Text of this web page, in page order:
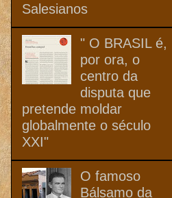
Salesianos
" O BRASIL é,
por ora, o
centro da
disputa que
pretende moldar
globalmente o século
XXI"
O famoso
Bálsamo da